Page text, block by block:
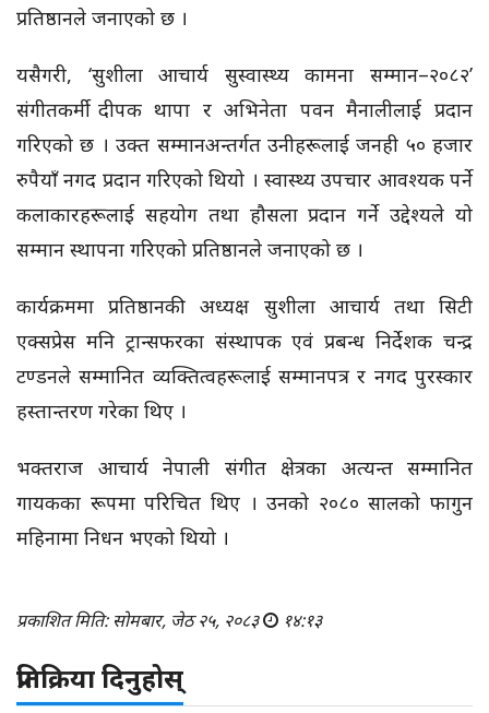
प्रतिष्ठानले जनाएको छ ।
यसैगरी, ‘सुशीला आचार्य सुस्वास्थ्य कामना सम्मान–२०८२’
संगीतकर्मी दीपक थापा र अभिनेता पवन मैनालीलाई प्रदान
गरिएको छ । उक्त सम्मानअन्तर्गत उनीहरूलाई जनही ५० हजार
रुपैयाँ नगद प्रदान गरिएको थियो । स्वास्थ्य उपचार आवश्यक पर्ने
कलाकारहरूलाई सहयोग तथा हौसला प्रदान गर्ने उद्देश्यले यो
सम्मान स्थापना गरिएको प्रतिष्ठानले जनाएको छ ।
कार्यक्रममा प्रतिष्ठानकी अध्यक्ष सुशीला आचार्य तथा सिटी
एक्सप्रेस मनि ट्रान्सफरका संस्थापक एवं प्रबन्ध निर्देशक चन्द्र
टण्डनले सम्मानित व्यक्तित्वहरूलाई सम्मानपत्र र नगद पुरस्कार
हस्तान्तरण गरेका थिए ।
भक्तराज आचार्य नेपाली संगीत क्षेत्रका अत्यन्त सम्मानित
गायकका रूपमा परिचित थिए । उनको २०८० सालको फागुन
महिनामा निधन भएको थियो ।
प्रकाशित मिति: सोमबार, जेठ २५, २०८३ १४:१३
प्रतिक्रिया दिनुहोस्